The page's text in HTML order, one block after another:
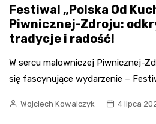
Festiwal „Polska Od
Piwnicznej-Zdroju:
tradycje i radość!
W sercu malowniczej Piwnicznej-
się fascynujące wydarzenie –
Wojciech Kowalczyk 4 lipca